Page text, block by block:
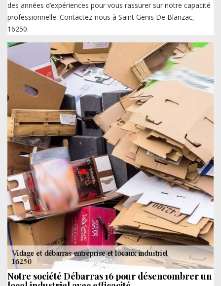
des années d’expériences pour vous rassurer sur notre capacité
professionnelle. Contactez-nous à Saint Genis De Blanzac,
16250.
Notre société Débarras 16 pour désencombrer un